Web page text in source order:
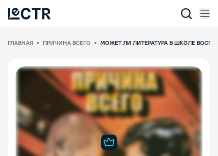
ГЛАВНАЯ ПРИЧИНА ВСЕГО МОЖЕТ ЛИ ЛИТЕРАТУРА В ШКОЛЕ